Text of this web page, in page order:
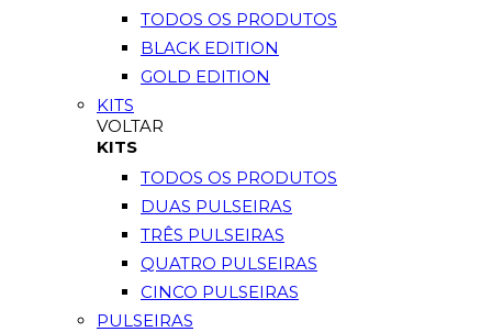
TODOS OS PRODUTOS
BLACK EDITION
GOLD EDITION
KITS
VOLTAR
KITS
TODOS OS PRODUTOS
DUAS PULSEIRAS
TRÊS PULSEIRAS
QUATRO PULSEIRAS
CINCO PULSEIRAS
PULSEIRAS